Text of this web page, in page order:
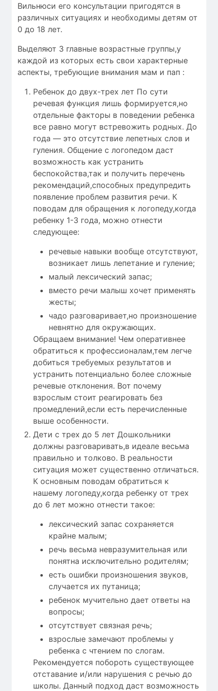
Вильнюси его консультации пригодятся в
различных ситуациях и необходимы детям от
0 до 18 лет.
Выделяют 3 главные возрастные группы,у
каждой из которых есть свои характерные
аспекты, требующие внимания мам и пап :
Ребенок до двух-трех лет По сути
речевая функция лишь формируется,но
отдельные факторы в поведении ребенка
все равно могут встревожить родных. До
года — это отсутствие лепетных слов и
гуления. Общение с логопедом даст
возможность как устранить
беспокойства,так и получить перечень
рекомендаций,способных предупредить
появление проблем развития речи. К
поводам для обращения к логопеду,когда
ребенку 1-3 года, можно отнести
следующее:
речевые навыки вообще отсутствуют,
возникает лишь лепетание и гуление;
малый лексический запас;
вместо речи малыш хочет применять
жесты;
чадо разговаривает,но произношение
невнятно для окружающих.
Обращаем внимание! Чем оперативнее
обратиться к профессионалам,тем легче
добиться требуемых результатов и
устранить потенциально более сложные
речевые отклонения. Вот почему
взрослым стоит реагировать без
промедлений,если есть перечисленные
выше особенности.
Дети с трех до 5 лет Дошкольники
должны разговаривать,в идеале весьма
правильно и толково. В реальности
ситуация может существенно отличаться.
К основным поводам обратиться к
нашему логопеду,когда ребенку от трех
до 6 лет можно отнести такое:
лексический запас сохраняется
крайне малым;
речь весьма невразумительная или
понятна исключительно родителям;
есть ошибки произношения звуков,
случается их путаница;
ребенок мучительно дает ответы на
вопросы;
отсутствует связная речь;
взрослые замечают проблемы у
ребенка с чтением по слогам.
Рекомендуется побороть существующее
отставание и/или нарушения с речью до
школы. Данный подход даст возможность